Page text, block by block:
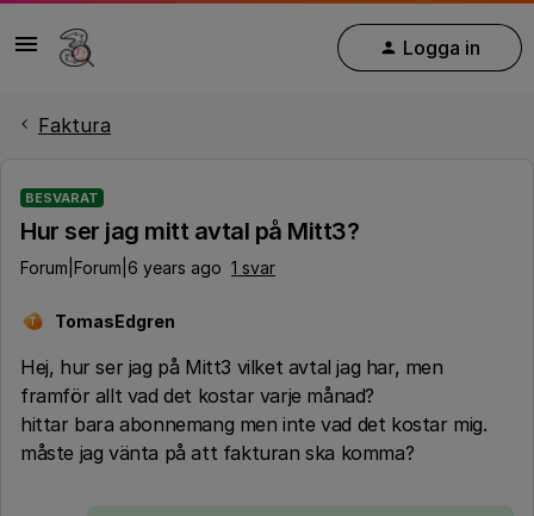
Logga in
Faktura
BESVARAT
Hur ser jag mitt avtal på Mitt3?
Forum|Forum|6 years ago 1 svar
T TomasEdgren
Hej, hur ser jag på Mitt3 vilket avtal jag har, men
framför allt vad det kostar varje månad?
hittar bara abonnemang men inte vad det kostar mig.
måste jag vänta på att fakturan ska komma?